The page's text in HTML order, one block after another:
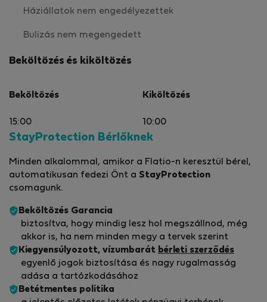
Háziállatok nem engedélyezettek
Bulizás nem megengedett
Beköltözés és kiköltözés
Beköltözés
15:00
Kiköltözés
10:00
StayProtection Bérlőknek
Minden alkalommal, amikor a Flatio-n keresztül bérel,
automatikusan fedezi Önt a StayProtection
csomagunk.
Beköltözés Garancia
biztosítva, hogy mindig lesz hol megszállnod, még
akkor is, ha nem minden megy a tervek szerint
Kiegyensúlyozott, vízumbarát bérleti szerződés
egyenlő jogok biztosítása és nagy rugalmasság
adása a tartózkodásához
Betétmentes politika